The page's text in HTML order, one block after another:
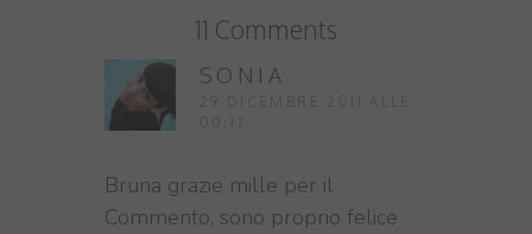
11 Comments
SONIA
Bruna grazie mille per il
Commento, sono proprio felice